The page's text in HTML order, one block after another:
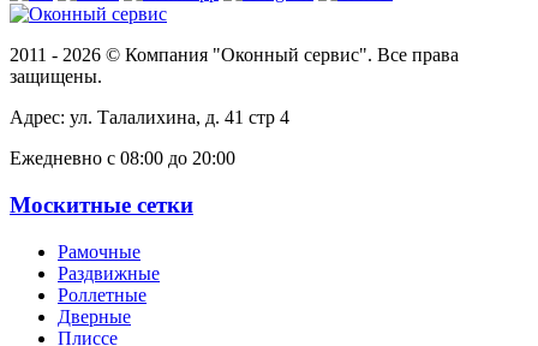
2011 - 2026 © Компания "Оконный сервис". Все права
защищены.
Адрес: ул. Талалихина, д. 41 стр 4
Ежедневно с 08:00 до 20:00
Москитные сетки
Рамочные
Раздвижные
Роллетные
Дверные
Плиссе